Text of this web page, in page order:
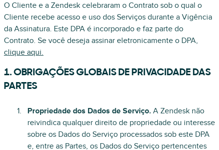
O Cliente e a Zendesk celebraram o Contrato sob o qual o
Cliente recebe acesso e uso dos Serviços durante a Vigência
da Assinatura. Este DPA é incorporado e faz parte do
Contrato. Se você deseja assinar eletronicamente o DPA,
clique aqui.
1. OBRIGAÇÕES GLOBAIS DE PRIVACIDADE DAS
PARTES
Propriedade dos Dados de Serviço. A Zendesk não
reivindica qualquer direito de propriedade ou interesse
sobre os Dados do Serviço processados sob este DPA
e, entre as Partes, os Dados do Serviço pertencentes